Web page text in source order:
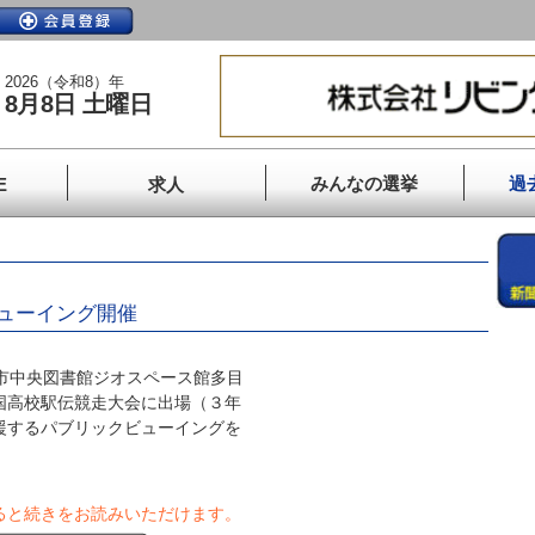
2026（令和8）年
8月8日 土曜日
求人 みんなの選挙 過
ーイング開催
央図書館ジオスペース館多目
校駅伝競走大会に出場（３年
るパブリックビューイングを
続きをお読みいただけます。